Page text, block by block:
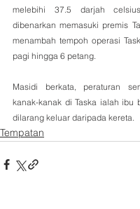
melebihi 37.5 darjah
dibenarkan memasuki premis
menambah tempoh operasi
pagi hingga 6 petang.
Masidi berkata, peraturan
kanak-kanak di Taska ialah ibu
dilarang keluar daripada kereta.
Tempatan